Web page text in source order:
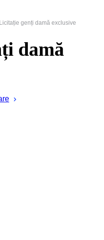
Licitație genți damă exclusive
damă